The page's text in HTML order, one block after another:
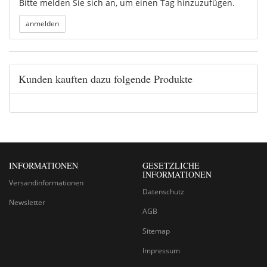
Bitte melden Sie sich an, um einen Tag hinzuzufügen.
Kunden kauften dazu folgende Produkte
INFORMATIONEN
Versandinformationen
Newsletter
GESETZLICHE
INFORMATIONEN
Datenschutz
AGB
Sitemap
Impressum